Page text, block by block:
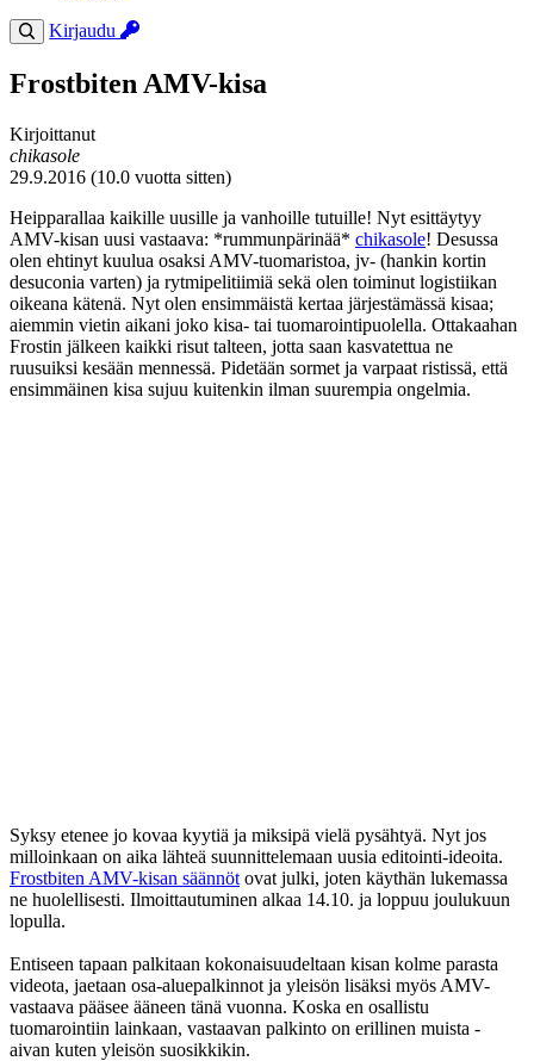
Kirjaudu
Frostbiten AMV-kisa
Kirjoittanut
chikasole
29.9.2016 (10.0 vuotta sitten)
Heipparallaa kaikille uusille ja vanhoille tutuille! Nyt esittäytyy
AMV-kisan uusi vastaava: *rummunpärinää* chikasole! Desussa
olen ehtinyt kuulua osaksi AMV-tuomaristoa, jv- (hankin kortin
desuconia varten) ja rytmipelitiimiä sekä olen toiminut logistiikan
oikeana kätenä. Nyt olen ensimmäistä kertaa järjestämässä kisaa;
aiemmin vietin aikani joko kisa- tai tuomarointipuolella. Ottakaahan
Frostin jälkeen kaikki risut talteen, jotta saan kasvatettua ne
ruusuiksi kesään mennessä. Pidetään sormet ja varpaat ristissä, että
ensimmäinen kisa sujuu kuitenkin ilman suurempia ongelmia.
Syksy etenee jo kovaa kyytiä ja miksipä vielä pysähtyä. Nyt jos
milloinkaan on aika lähteä suunnittelemaan uusia editointi-ideoita.
Frostbiten AMV-kisan säännöt ovat julki, joten käythän lukemassa
ne huolellisesti. Ilmoittautuminen alkaa 14.10. ja loppuu joulukuun
lopulla.
Entiseen tapaan palkitaan kokonaisuudeltaan kisan kolme parasta
videota, jaetaan osa-aluepalkinnot ja yleisön lisäksi myös AMV-
vastaava pääsee ääneen tänä vuonna. Koska en osallistu
tuomarointiin lainkaan, vastaavan palkinto on erillinen muista -
aivan kuten yleisön suosikkikin.